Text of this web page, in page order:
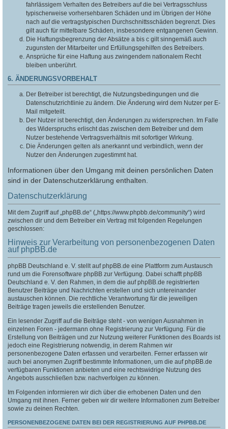
fahrlässigem Verhalten des Betreibers auf die bei Vertragsschluss
typischerweise vorhersehbaren Schäden und im Übrigen der Höhe
nach auf die vertragstypischen Durchschnittsschäden begrenzt. Dies
gilt auch für mittelbare Schäden, insbesondere entgangenen Gewinn.
Die Haftungsbegrenzung der Absätze a bis c gilt sinngemäß auch
zugunsten der Mitarbeiter und Erfüllungsgehilfen des Betreibers.
Ansprüche für eine Haftung aus zwingendem nationalem Recht
bleiben unberührt.
6. ÄNDERUNGSVORBEHALT
Der Betreiber ist berechtigt, die Nutzungsbedingungen und die
Datenschutzrichtlinie zu ändern. Die Änderung wird dem Nutzer per E-
Mail mitgeteilt.
Der Nutzer ist berechtigt, den Änderungen zu widersprechen. Im Falle
des Widerspruchs erlischt das zwischen dem Betreiber und dem
Nutzer bestehende Vertragsverhältnis mit sofortiger Wirkung.
Die Änderungen gelten als anerkannt und verbindlich, wenn der
Nutzer den Änderungen zugestimmt hat.
Informationen über den Umgang mit deinen persönlichen Daten
sind in der Datenschutzerklärung enthalten.
Datenschutzerklärung
Mit dem Zugriff auf „phpBB.de“ („https://www.phpbb.de/community“) wird
zwischen dir und dem Betreiber ein Vertrag mit folgenden Regelungen
geschlossen:
Hinweis zur Verarbeitung von personenbezogenen Daten
auf phpBB.de
phpBB Deutschland e. V. stellt auf phpBB.de eine Plattform zum Austausch
rund um die Forensoftware phpBB zur Verfügung. Dabei schafft phpBB
Deutschland e. V. den Rahmen, in dem die auf phpBB.de registrierten
Benutzer Beiträge und Nachrichten erstellen und sich untereinander
austauschen können. Die rechtliche Verantwortung für die jeweiligen
Beiträge tragen jeweils die erstellenden Benutzer.
Ein lesender Zugriff auf die Beiträge steht - von wenigen Ausnahmen in
einzelnen Foren - jedermann ohne Registrierung zur Verfügung. Für die
Erstellung von Beiträgen und zur Nutzung weiterer Funktionen des Boards ist
jedoch eine Registrierung notwendig, in derem Rahmen wir
personenbezogene Daten erfassen und verarbeiten. Ferner erfassen wir
auch bei anonymen Zugriff bestimmte Informationen, um die auf phpBB.de
verfügbaren Funktionen anbieten und eine rechtswidrige Nutzung des
Angebots ausschließen bzw. nachverfolgen zu können.
Im Folgenden informieren wir dich über die erhobenen Daten und den
Umgang mit ihnen. Ferner geben wir dir weitere Informationen zum Betreiber
sowie zu deinen Rechten.
PERSONENBEZOGENE DATEN BEI DER REGISTRIERUNG AUF PHPBB.DE